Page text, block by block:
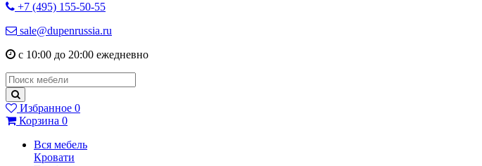
+7 (495) 155-50-55
sale@dupenrussia.ru
с 10:00 до 20:00 ежедневно
Избранное 0
Корзина 0
Вся мебель
Кровати